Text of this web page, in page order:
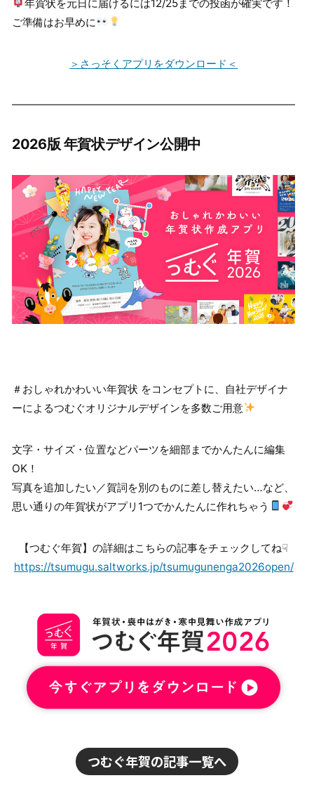
年賀状を元日に届けるには12/25までの投函が確実です！
ご準備はお早めに
＞さっそくアプリをダウンロード＜
2026版 年賀状デザイン公開中
＃おしゃれかわいい年賀状 をコンセプトに、自社デザイナ
ーによるつむぐオリジナルデザインを多数ご用意
文字・サイズ・位置などパーツを細部までかんたんに編集
OK！
写真を追加したい／賀詞を別のものに差し替えたい…など、
思い通りの年賀状がアプリ1つでかんたんに作れちゃう
【つむぐ年賀】の詳細はこちらの記事をチェックしてね☟
https://tsumugu.saltworks.jp/tsumugunenga2026open/
つむぐ年賀の記事一覧へ